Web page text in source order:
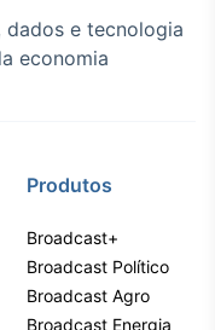
dados e tecnologia
economia
Produtos
Broadcast+
Broadcast Político
Broadcast Agro
Broadcast Energia